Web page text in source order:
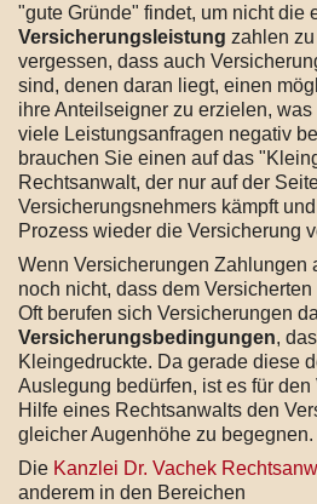
"gute Gründe" findet, um nicht die
Versicherungsleistung zahlen
vergessen, dass auch
sind, denen daran liegt, einen
ihre Anteilseigner zu erzielen,
viele Leistungsanfragen negativ
brauchen Sie einen auf das
Rechtsanwalt, der nur auf der
Versicherungsnehmers kämpft
Prozess wieder die Versicherung
Wenn Versicherungen Zahlungen
noch nicht, dass dem
Oft berufen sich Versicherungen
Versicherungsbedingungen,
Kleingedruckte. Da gerade diese
Auslegung bedürfen, ist es für
Hilfe eines Rechtsanwalts den
gleicher Augenhöhe zu begegnen.
Die Kanzlei Dr. Vachek
anderem in den Bereichen